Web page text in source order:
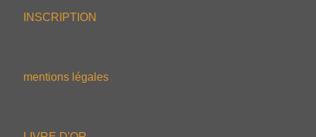
INSCRIPTION
mentions légales